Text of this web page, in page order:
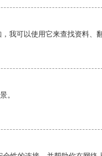
我可以使用它来查找资料、
。